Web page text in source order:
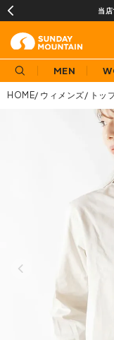
す
MEN
HOME ウィメンズ トッ